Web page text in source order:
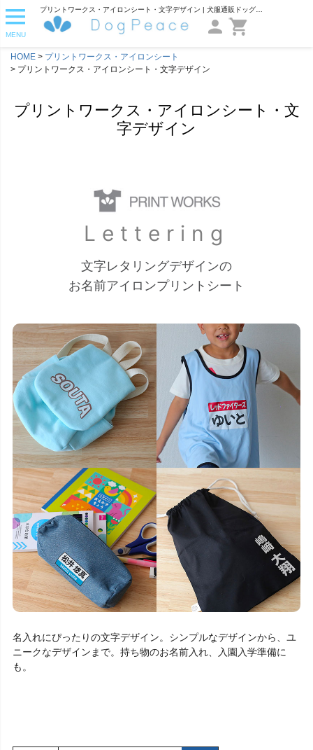
MENU
HOME
プリントワークス・アイロンシート
プリントワークス・アイロンシート・文字デザイン
プリントワークス・アイロンシート・文
字デザイン
Lettering
文字レタリングデザインの
お名前アイロンプリントシート
名入れにぴったりの文字デザイン。シンプルなデザインから、ユ
ニークなデザインまで。持ち物のお名前入れ、入園入学準備に
も。